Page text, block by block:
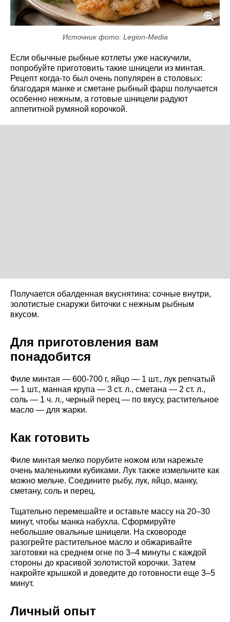
Источник фото: Legion-Media
Если обычные рыбные котлеты уже наскучили,
попробуйте приготовить такие шницели из минтая.
Рецепт когда-то был очень популярен в столовых:
благодаря манке и сметане рыбный фарш получается
особенно нежным, а готовые шницели радуют
аппетитной румяной корочкой.
Получается обалденная вкуснятина: сочные внутри,
золотистые снаружи биточки с нежным рыбным
вкусом.
Для приготовления вам
понадобится
Филе минтая — 600-700 г, яйцо — 1 шт., лук репчатый
— 1 шт., манная крупа — 3 ст. л., сметана — 2 ст. л.,
соль — 1 ч. л., черный перец — по вкусу, растительное
масло — для жарки.
Как готовить
Филе минтая мелко порубите ножом или нарежьте
очень маленькими кубиками. Лук также измельчите как
можно мельче. Соедините рыбу, лук, яйцо, манку,
сметану, соль и перец.
Тщательно перемешайте и оставьте массу на 20–30
минут, чтобы манка набухла. Сформируйте
небольшие овальные шницели. На сковороде
разогрейте растительное масло и обжаривайте
заготовки на среднем огне по 3–4 минуты с каждой
стороны до красивой золотистой корочки. Затем
накройте крышкой и доведите до готовности еще 3–5
минут.
Личный опыт